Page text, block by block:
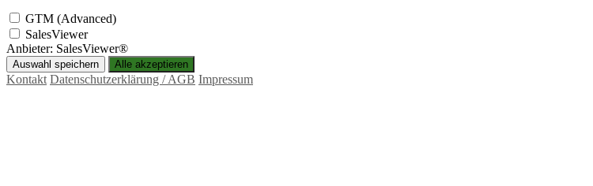
GTM (Advanced)
SalesViewer
Anbieter: SalesViewer®
Auswahl speichern Alle akzeptieren
Kontakt Datenschutzerklärung / AGB Impressum